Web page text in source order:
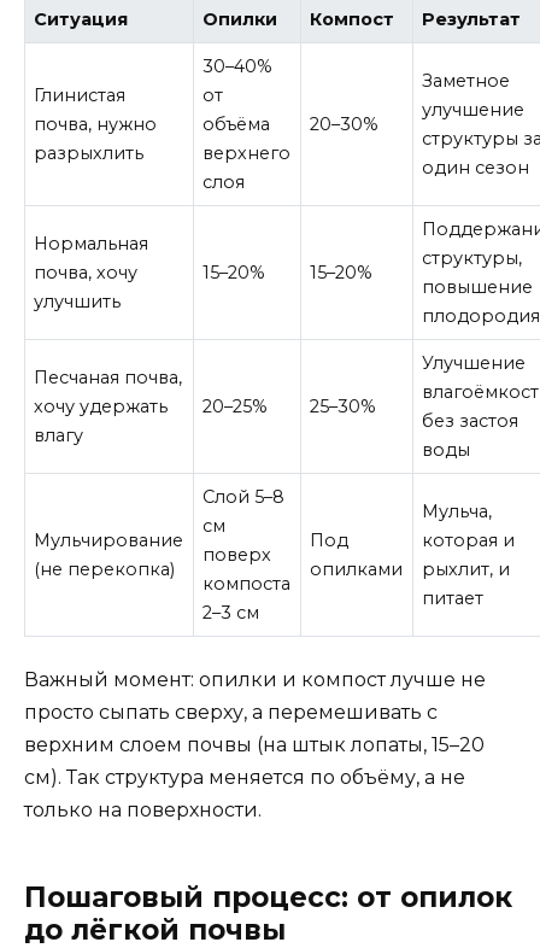
Ситуация Опилки Компост Результат
Глинистая
почва, нужно
разрыхлить
30–40%
от
объёма
верхнего
слоя
20–30%
Заметное
улучшение
структуры
один сезон
Нормальная
почва, хочу
улучшить
15–20% 15–20%
структуры,
повышение
плодородия
Песчаная почва,
хочу удержать
влагу
20–25% 25–30%
Улучшение
без застоя
воды
Мульчирование
(не перекопка)
Слой 5–8
см
поверх
компоста
2–3 см
Под
опилками
Мульча,
которая и
рыхлит, и
питает
Важный момент: опилки и компост лучше не
просто сыпать сверху, а перемешивать с
верхним слоем почвы (на штык лопаты, 15–20
см). Так структура меняется по объёму, а не
только на поверхности.
Пошаговый процесс: от опилок
до лёгкой почвы